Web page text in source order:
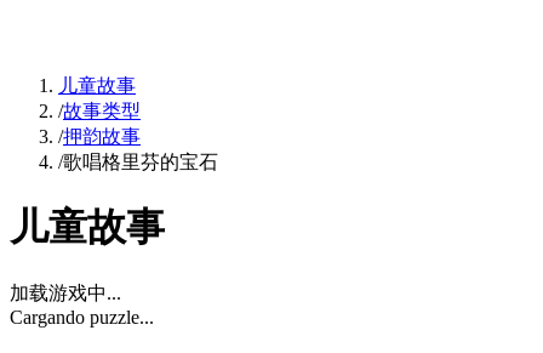
儿童故事
/故事类型
/押韵故事
/歌唱格里芬的宝石
儿童故事
加载游戏中...
Cargando puzzle...